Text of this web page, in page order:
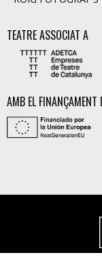
TEATRE ASSOCIAT A
AMB EL FINANÇAMENT